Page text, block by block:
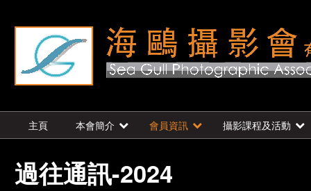
主頁 本會簡介 會員資訊 攝影課程及活動
過往通訊-2024